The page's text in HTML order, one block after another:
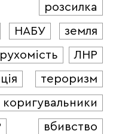
розсилка
НАБУ
земля
ЛНР
тероризм
коригувальники
вбивство